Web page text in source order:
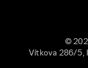
©
Vítkova 286/5,